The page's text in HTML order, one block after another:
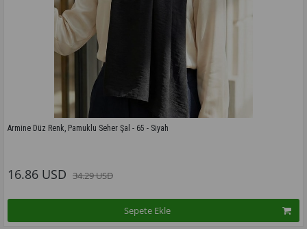
Armine Düz Renk, Pamuklu Seher Şal - 65 - Siyah
Bu modelin tüm renkleri için tıklayınız
16.86 USD 34.29 USD
Sepete Ekle